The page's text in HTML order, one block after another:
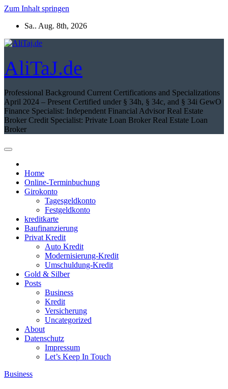
Zum Inhalt springen
Sa.. Aug. 8th, 2026
AliTaJ.de
Professional Background Current Certifications and Specializations
April 2024 – Present Certified under § 34h, § 34c, and § 34i GewO
Finance Specialist: Independent Financial Advisor Real Estate
Broker Credit Specialist: Private Loan Broker Real Estate Loan
Broker
Home
Online-Terminbuchung
Girokonto
Tagesgeldkonto
Festgeldkonto
kreditkarte
Baufinanzierung
Privat Kredit
Auto Kredit
Modernisierung-Kredit
Umschuldung-Kredit
Gold & Silber
Posts
Business
Kredit
Versicherung
Uncategorized
About
Datenschutz
Impressum
Let’s Keep In Touch
Business